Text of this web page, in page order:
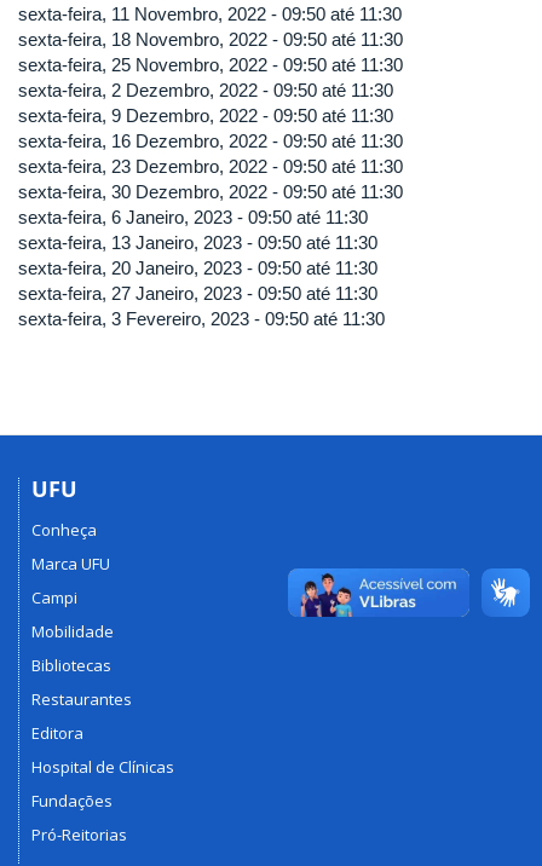
sexta-feira, 11 Novembro, 2022 - 09:50 até 11:30
sexta-feira, 18 Novembro, 2022 - 09:50 até 11:30
sexta-feira, 25 Novembro, 2022 - 09:50 até 11:30
sexta-feira, 2 Dezembro, 2022 - 09:50 até 11:30
sexta-feira, 9 Dezembro, 2022 - 09:50 até 11:30
sexta-feira, 16 Dezembro, 2022 - 09:50 até 11:30
sexta-feira, 23 Dezembro, 2022 - 09:50 até 11:30
sexta-feira, 30 Dezembro, 2022 - 09:50 até 11:30
sexta-feira, 6 Janeiro, 2023 - 09:50 até 11:30
sexta-feira, 13 Janeiro, 2023 - 09:50 até 11:30
sexta-feira, 20 Janeiro, 2023 - 09:50 até 11:30
sexta-feira, 27 Janeiro, 2023 - 09:50 até 11:30
sexta-feira, 3 Fevereiro, 2023 - 09:50 até 11:30
UFU
Conheça
Marca UFU
Campi
Mobilidade
Bibliotecas
Restaurantes
Editora
Hospital de Clínicas
Fundações
Pró-Reitorias